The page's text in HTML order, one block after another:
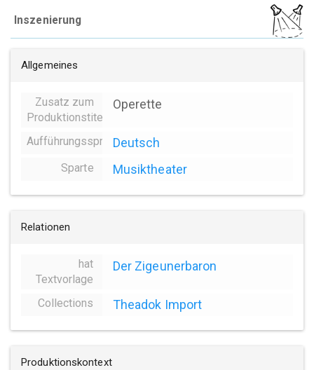
Inszenierung
Allgemeines
Zusatz zum
Produktionstitel
Operette
AufführungsspracheDeutsch
Sparte Musiktheater
Relationen
hat
Textvorlage
Der Zigeunerbaron
Collections Theadok Import
Produktionskontext